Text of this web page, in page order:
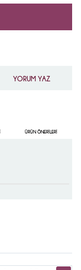
YORUM YAZ
ÜRÜN ÖNERILERI